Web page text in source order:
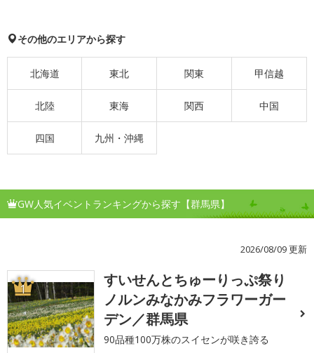
その他のエリアから探す
北海道 東北 関東 甲信越
北陸 東海 関西 中国
四国 九州・沖縄
GW人気イベントランキングから探す【群馬県】
2026/08/09 更新
1
すいせんとちゅーりっぷ祭り
ノルンみなかみフラワーガー
デン／群馬県
90品種100万株のスイセンが咲き誇る